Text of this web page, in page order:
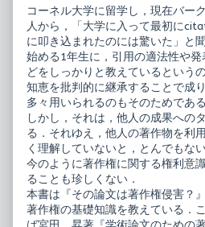
害？
基
礎
知
識
か
ら
Q
＆
－
published
on
論
文
は
著
作
侵
害？
－
礎
知
識
か
ら
Q
A
－,
コーネル大学に留学し，現在バー
人から，「大学に入って最初に
に叩き込まれたのには驚いた」と
始める1年生に，引用の適法性や
どをしっかりと教えているという
知恵を批判的に継承することで成
多々用いられるのもそのためである
しかし，それは，他人の成果への
る．それゆえ，他人の著作物を利
く理解していないと，とんでもな
今のように著作権に関する権利意
ることも珍しくない．
本書は『その論文は著作権侵害？
著作権の基礎知識を教えている．